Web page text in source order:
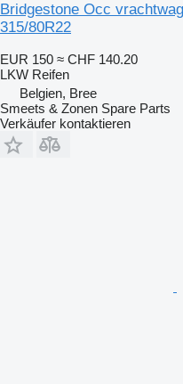
Bridgestone Occ
315/80R22
EUR 150 ≈ CHF 140.20
LKW Reifen
Belgien, Bree
Smeets & Zonen Spare Parts
Verkäufer kontaktieren